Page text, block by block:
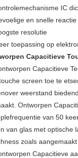
IC
en snelle reactie
resolutie
toepassing op
Capacitieve
Capacitieve
screen toe te
weerstand
Ontworpen
van 50
van glas met optische
zoals
Capacitieve